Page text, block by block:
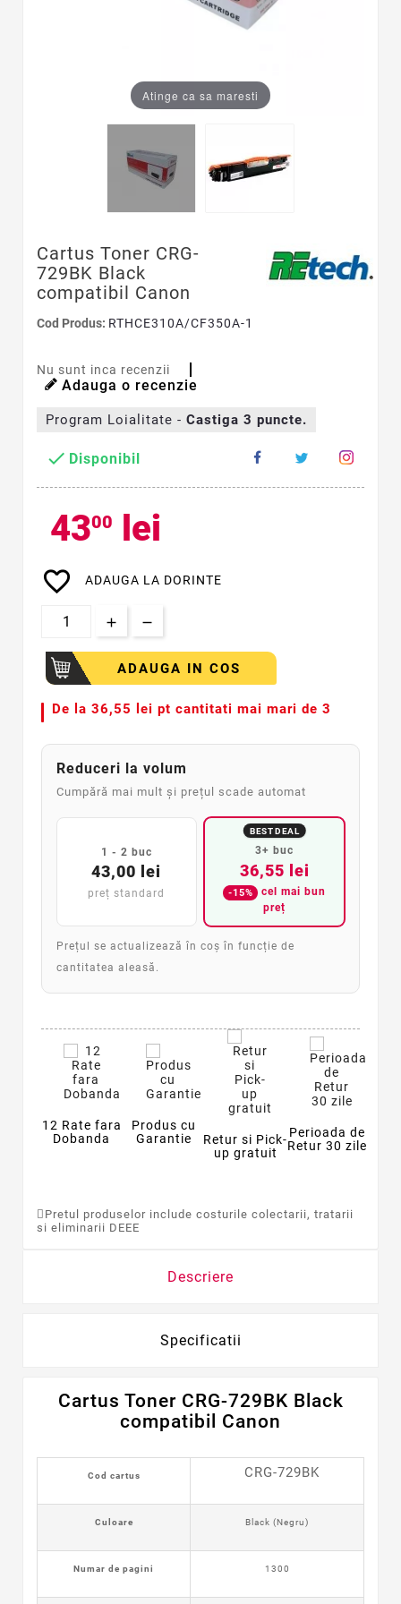
Atinge ca sa maresti
Cartus Toner CRG-
729BK Black
compatibil Canon
Cod Produs: RTHCE310A/CF350A-1
Nu sunt inca recenzii
Adauga o recenzie
Program Loialitate - Castiga 3 puncte.
 Disponibil
4300 lei
favorite_border ADAUGA LA DORINTE
ADAUGA IN COS
De la 36,55 lei pt cantitati mai mari de 3
Reduceri la volum
Cumpără mai mult și prețul scade automat
1 - 2 buc
43,00 lei
preț standard
BEST DEAL
3+ buc
36,55 lei
-15%
cel mai bun
preț
Prețul se actualizează în coș în funcție de
cantitatea aleasă.
12 Rate fara
Dobanda
Produs cu
Garantie
Retur si Pick-
up gratuit
Perioada de
Retur 30 zile
Pretul produselor include costurile colectarii, tratarii
si eliminarii DEEE
Descriere
Specificatii
Cartus Toner CRG-729BK Black
compatibil Canon
Cod cartus CRG-729BK
Culoare Black (Negru)
Numar de pagini 1300